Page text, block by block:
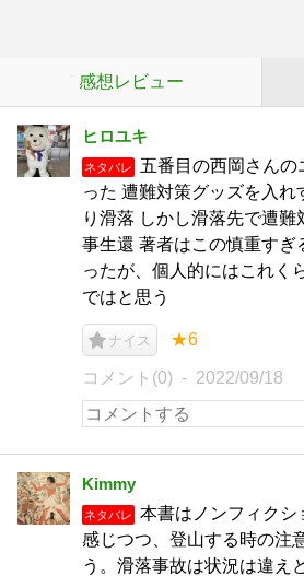
感想レビュー
ヒロユキ
ネタバレ
五番目の西岡さん
った 遭難対策グッズを入れ
り滑落 しかし滑落先で遭
事生還 著者はこの慎重すぎ
ったが、個人的にはこれく
ではと思う
ナイス ★6
コメント(0) 2022/09/18
Kimmy
ネタバレ
本書はノンフィクシ
感じつつ、登山する時の注
う。滑落事故は状況は違え